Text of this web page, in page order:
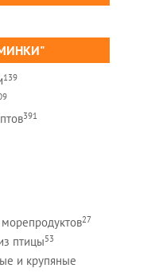
139
391
27
птицы53
и крупяные